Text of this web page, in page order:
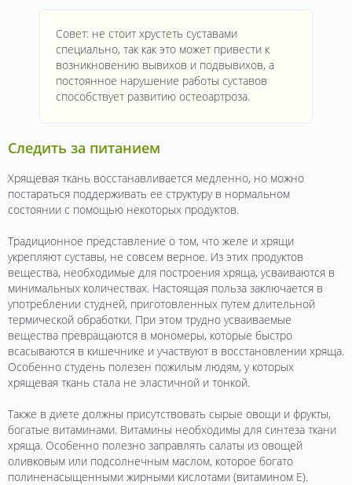
Совет: не стоит хрустеть суставами
специально, так как это может привести к
возникновению вывихов и подвывихов, а
постоянное нарушение работы суставов
способствует развитию остеоартроза.
Следить за питанием
Хрящевая ткань восстанавливается медленно, но можно
постараться поддерживать ее структуру в нормальном
состоянии с помощью некоторых продуктов.
Традиционное представление о том, что желе и хрящи
укрепляют суставы, не совсем верное. Из этих продуктов
вещества, необходимые для построения хряща, усваиваются в
минимальных количествах. Настоящая польза заключается в
употреблении студней, приготовленных путем длительной
термической обработки. При этом трудно усваиваемые
вещества превращаются в мономеры, которые быстро
всасываются в кишечнике и участвуют в восстановлении хряща.
Особенно студень полезен пожилым людям, у которых
хрящевая ткань стала не эластичной и тонкой.
Также в диете должны присутствовать сырые овощи и фрукты,
богатые витаминами. Витамины необходимы для синтеза ткани
хряща. Особенно полезно заправлять салаты из овощей
оливковым или подсолнечным маслом, которое богато
полиненасыщенными жирными кислотами (витамином Е).